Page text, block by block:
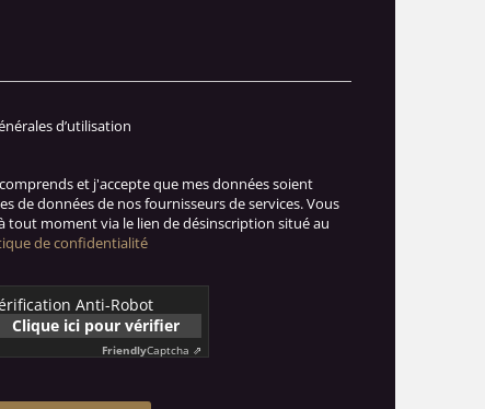
d’utilisation
et j'accepte que mes données soient
de données de nos fournisseurs de services. Vous
tout moment via le lien de désinscription situé au
de confidentialité
Anti-Robot
Clique ici pour vérifier
FriendlyCaptcha ⇗